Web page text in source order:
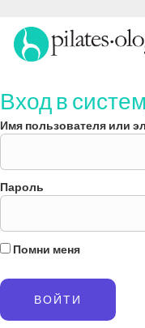
Вход в
Имя пользователя или
Пароль
Помни меня